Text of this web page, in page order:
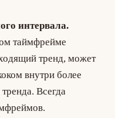
интервала.
таймфрейме
тренд, может
внутри более
Всегда